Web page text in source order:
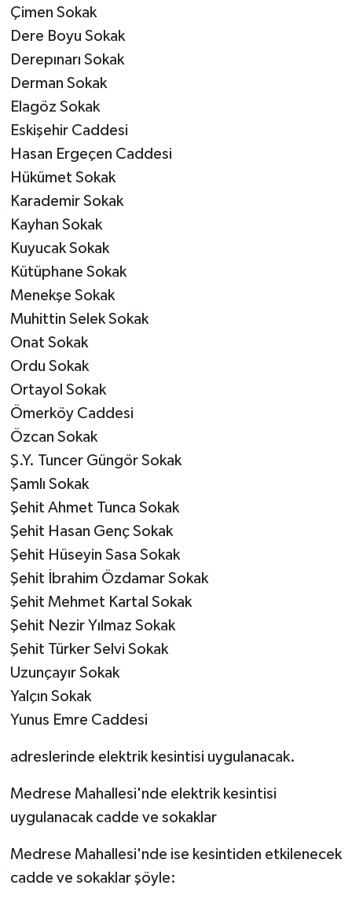
Çimen Sokak
Dere Boyu Sokak
Derepınarı Sokak
Derman Sokak
Elagöz Sokak
Eskişehir Caddesi
Hasan Ergeçen Caddesi
Hükümet Sokak
Karademir Sokak
Kayhan Sokak
Kuyucak Sokak
Kütüphane Sokak
Menekşe Sokak
Muhittin Selek Sokak
Onat Sokak
Ordu Sokak
Ortayol Sokak
Ömerköy Caddesi
Özcan Sokak
Ş.Y. Tuncer Güngör Sokak
Şamlı Sokak
Şehit Ahmet Tunca Sokak
Şehit Hasan Genç Sokak
Şehit Hüseyin Sasa Sokak
Şehit İbrahim Özdamar Sokak
Şehit Mehmet Kartal Sokak
Şehit Nezir Yılmaz Sokak
Şehit Türker Selvi Sokak
Uzunçayır Sokak
Yalçın Sokak
Yunus Emre Caddesi
adreslerinde elektrik kesintisi uygulanacak.
Medrese Mahallesi'nde elektrik kesintisi
uygulanacak cadde ve sokaklar
Medrese Mahallesi'nde ise kesintiden etkilenecek
cadde ve sokaklar şöyle: